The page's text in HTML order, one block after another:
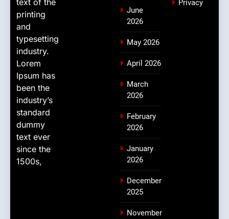
text of the
printing
and
typesetting
industry.
Lorem
Ipsum has
been the
industry’s
standard
dummy
text ever
since the
1500s,
June
2026
May 2026
April 2026
March
2026
February
2026
January
2026
December
2025
November
Privacy